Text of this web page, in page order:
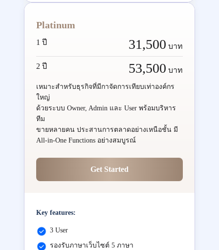
Platinum
1 ปี 31,500 บาท
2 ปี 53,500 บาท
เหมาะสำหรับธุรกิจที่มีกาจัดการเทียบเท่าองค์กร
ใหญ่
ด้วยระบบ Owner, Admin และ User พร้อมบริหาร
ทีม
ขายหลายคน ประสานการตลาดอย่างเหนือชั้น มี
All-in-One Functions อย่างสมบูรณ์
Get Started
Key features:
3 User
รองรับภาษาเว็บไซต์ 5 ภาษา